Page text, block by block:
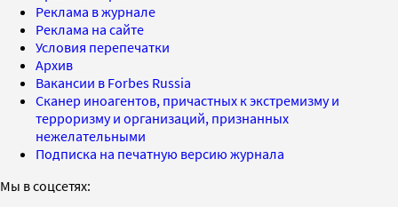
Реклама в журнале
Реклама на сайте
Условия перепечатки
Архив
Вакансии в Forbes Russia
Сканер иноагентов, причастных к экстремизму и
терроризму и организаций, признанных
нежелательными
Подписка на печатную версию журнала
Мы в соцсетях: